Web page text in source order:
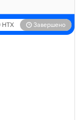
HTX Завершено